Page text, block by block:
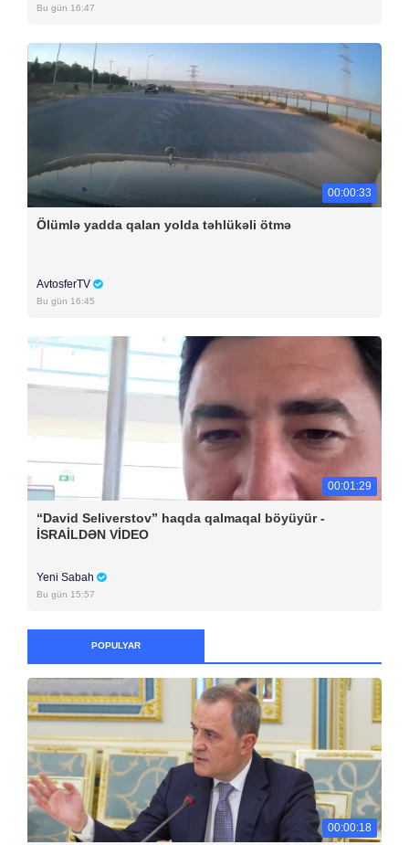
Bu gün 16:47
00:00:33
Ölümlə yadda qalan yolda təhlükəli ötmə
AvtosferTV
Bu gün 16:45
00:01:29
“David Seliverstov” haqda qalmaqal böyüyür -
İSRAİLDƏN VİDEO
Yeni Sabah
Bu gün 15:57
POPULYAR
00:00:18